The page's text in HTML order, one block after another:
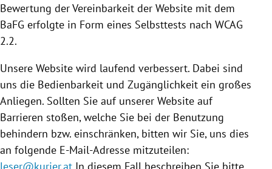
Bewertung der Vereinbarkeit der Website mit dem
BaFG erfolgte in Form eines Selbsttests nach WCAG
2.2.
Unsere Website wird laufend verbessert. Dabei sind
uns die Bedienbarkeit und Zugänglichkeit ein großes
Anliegen. Sollten Sie auf unserer Website auf
Barrieren stoßen, welche Sie bei der Benutzung
behindern bzw. einschränken, bitten wir Sie, uns dies
an folgende E-Mail-Adresse mitzuteilen:
leser@kurier.at In diesem Fall beschreiben Sie bitte